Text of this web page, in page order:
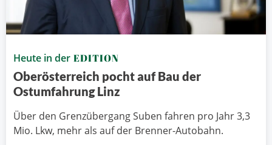
Heute in der EDITION
Oberösterreich pocht auf Bau der
Ostumfahrung Linz
Über den Grenzübergang Suben fahren pro Jahr 3,3
Mio. Lkw, mehr als auf der Brenner-Autobahn.